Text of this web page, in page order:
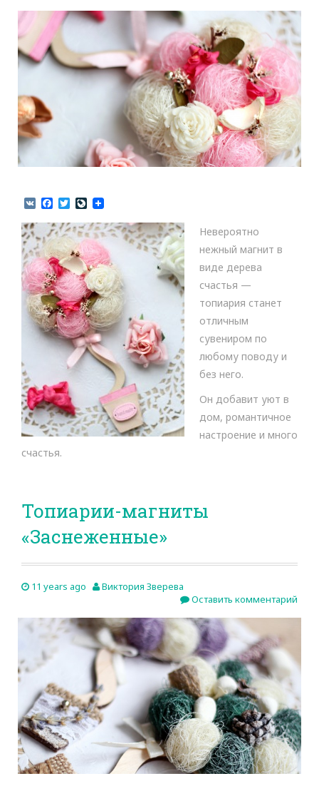
V
K a
c
e
b
o
o
k
T
w
i
t
t
e
r
L
v
e
J
o
u
r
n
a
l
Невероятно
нежный магнит в
виде дерева
счастья —
топиария станет
отличным
сувениром по
любому поводу и
без него.
Он добавит уют в
дом, романтичное
настроение и много
счастья.
Топиарии-магниты
«Заснеженные»
11 years ago
Виктория Зверева
Оставить комментарий